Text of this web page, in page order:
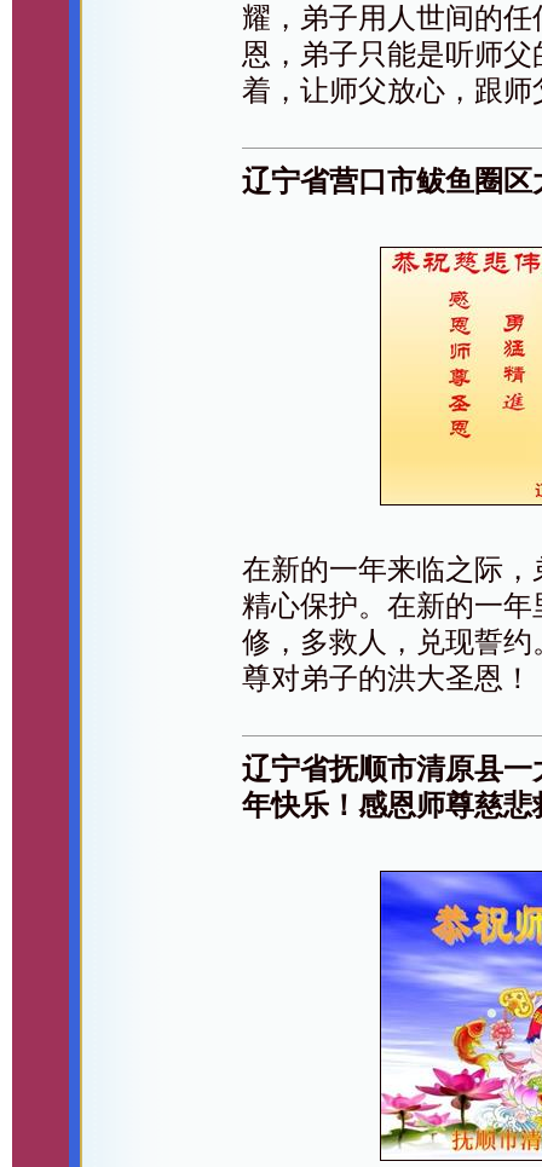
耀，弟子用人世间的
恩，弟子只能是听师
着，让师父放心，跟
辽宁省营口市鲅鱼圈
在新的一年来临之际
精心保护。在新的一
修，多救人，兑现誓
尊对弟子的洪大圣恩！
辽宁省抚顺市清原县
年快乐！感恩师尊慈悲